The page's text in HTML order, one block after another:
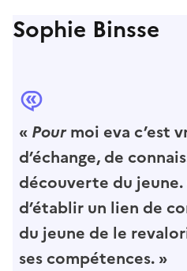
Sophie Binsse
« Pourmoi eva c’est
d’échange, de
découverte du
d’établir un lien de
du jeune de le
ses compétences. »